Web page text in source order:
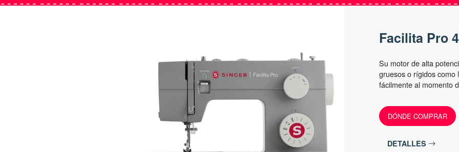
Facilita Pro
Su motor de alta
gruesos o rígidos como
fácilmente al momento
DÓNDE COMPRAR
DETALLES